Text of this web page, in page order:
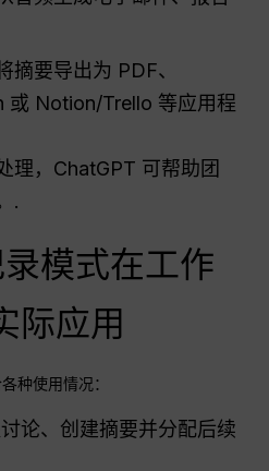
摘要导出为 PDF、
Notion/Trello 等应用程
理，ChatGPT 可帮助团
.
模式在工作
际应用
种使用情况：
论、创建摘要并分配后续